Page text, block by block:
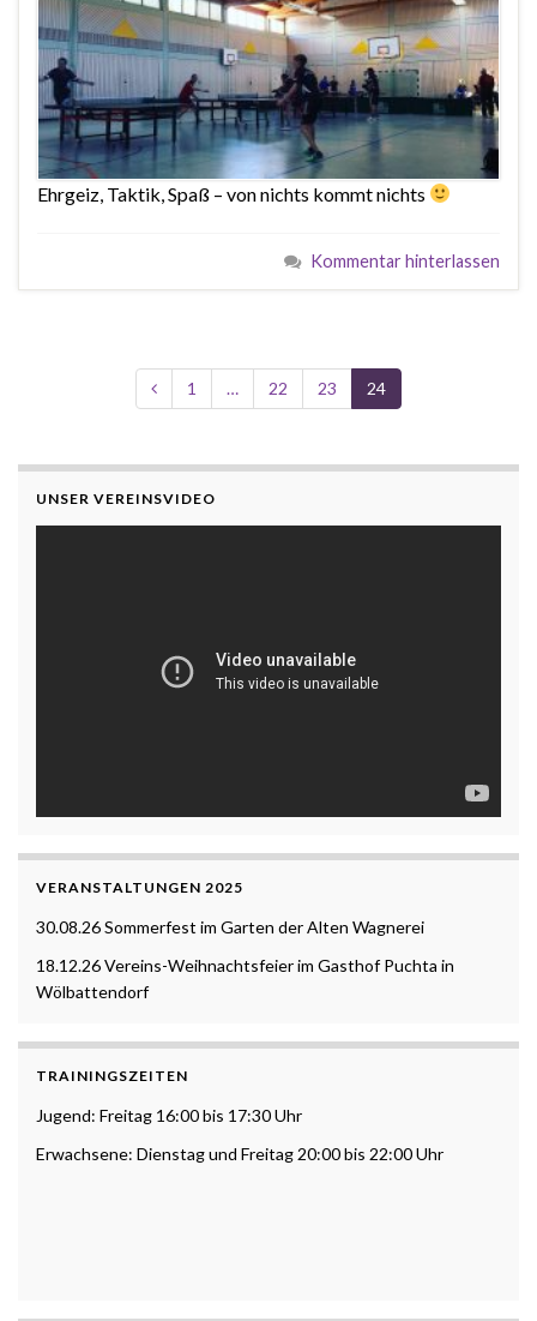
Ehrgeiz, Taktik, Spaß – von nichts kommt nichts
Kommentar hinterlassen
1 … 22 23 24
UNSER VEREINSVIDEO
VERANSTALTUNGEN 2025
30.08.26 Sommerfest im Garten der Alten Wagnerei
18.12.26 Vereins-Weihnachtsfeier im Gasthof Puchta in
Wölbattendorf
TRAININGSZEITEN
Jugend: Freitag 16:00 bis 17:30 Uhr
Erwachsene: Dienstag und Freitag 20:00 bis 22:00 Uhr